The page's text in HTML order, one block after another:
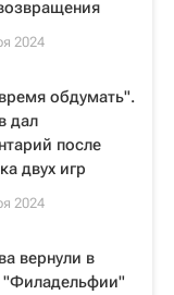
2024
обдумать".
дал
после
двух игр
2024
вернули в
"Филадельфии"